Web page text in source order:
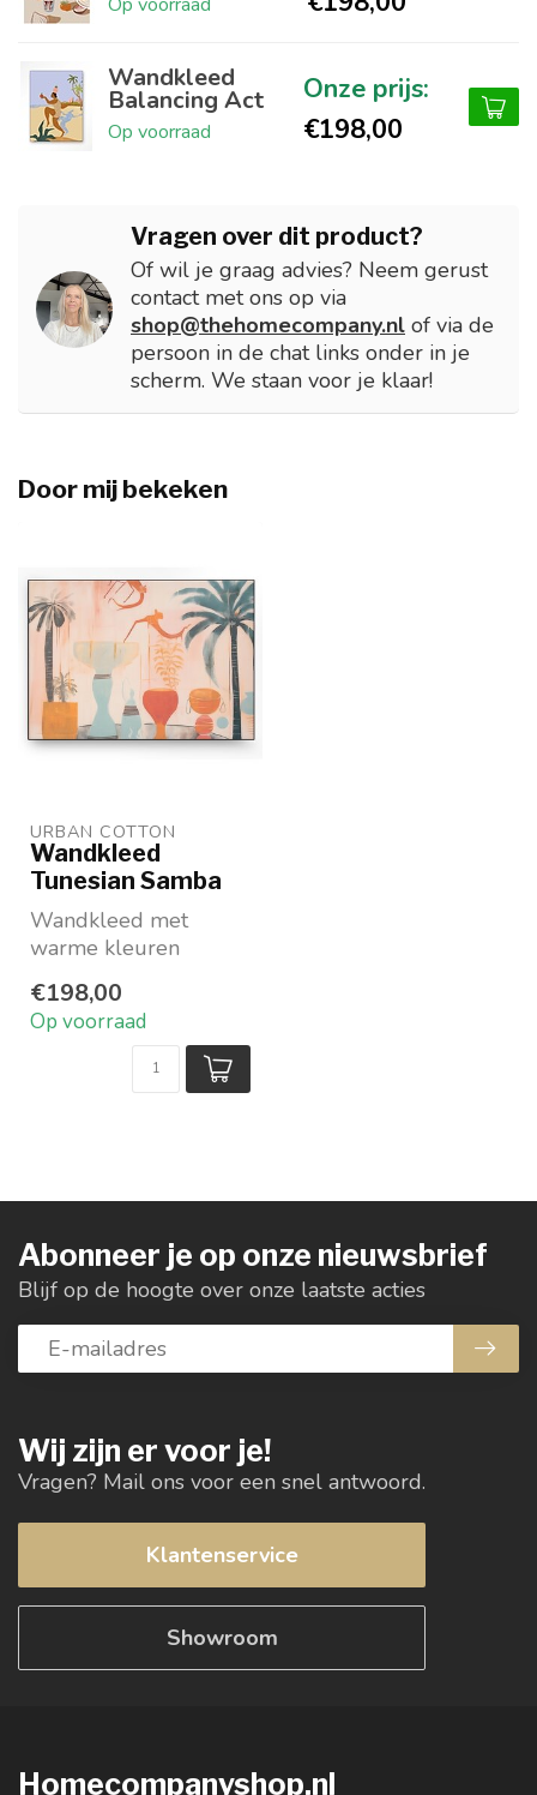
Wandkleed
Balancing Act
Op voorraad €198,00
Vragen over dit product?
Of wil je graag advies? Neem gerust
contact met ons op via
shop@thehomecompany.nl of via de
persoon in de chat links onder in je
scherm. We staan voor je klaar!
Door mij bekeken
URBAN COTTON
Wandkleed
Tunesian Samba
Wandkleed met
warme kleuren
katoen
In 3 maten
€198,00
Op voorraad
Wij zijn er voor je!
Vragen? Mail ons voor een snel antwoord.
Klantenservice
Showroom
Abonneer je op onze nieuwsbrief
Blijf op de hoogte over onze laatste acties
Homecompanyshop.nl